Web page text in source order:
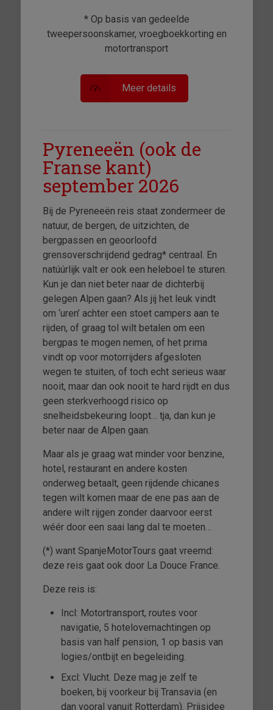
* Op basis van gedeelde
tweepersoonskamer, vroegboekkorting en
motortransport
Meer details
Pyreneeën (ook de
Franse kant)
september 2026
Bij de Pyreneeën reis staat zondermeer de
natuur, de bergen, de uitzichten, de
bergpassen en geoorloofd
grensoverschrijdend gedrag* centraal. En
natúúrlijk valt er ook een heleboel te sturen.
Kun je dan niet beter naar de dichterbij
gelegen Alpen gaan? Als jij het leuk vindt
om ‘uren’ achter een stoet campers aan te
rijden, of graag tol wilt betalen om een
bergpas te mogen nemen, of het prima
vindt op voor motorrijders afgesloten
wegen te stuiten, of toch echt serieus waar
nooit, maar dan ook nooit te hard rijdt en dus
geen sterkverhoogd risico op
snelheidsbekeuring loopt… tja, dan kun je
beter naar de Alpen gaan.
Maar als je graag wat minder voor benzine,
hotel, restaurant en andere kosten
onderweg betaalt, geen rijdende chicanes
tegen wilt komen maar de ene pas aan de
andere wilt rijgen zonder daarvoor eerst
wéér door een saai lang dal te moeten…
(*) want SpanjeMotorTours gaat vreemd:
deze reis gaat ook door La Douce France.
Deze reis is:
Incl: Motortransport, routes voor
navigatie, 5 hotelovernachtingen op
basis van half pension, 1 op basis van
logies/ontbijt en begeleiding.
Excl: Vlucht. Deze mag je zelf te
boeken, bij voorkeur bij Transavia (en
dan vooral vanuit Rotterdam). Prijsidee